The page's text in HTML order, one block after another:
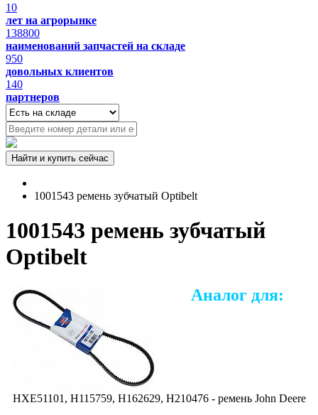
10
лет на агрорынке
138800
наименований запчастей на складе
950
довольных клиентов
140
партнеров
1001543 ремень зубчатый Optibelt
1001543 ремень зубчатый
Optibelt
Аналог для:
HXE51101, H115759, H162629, H210476 - ремень John Deere